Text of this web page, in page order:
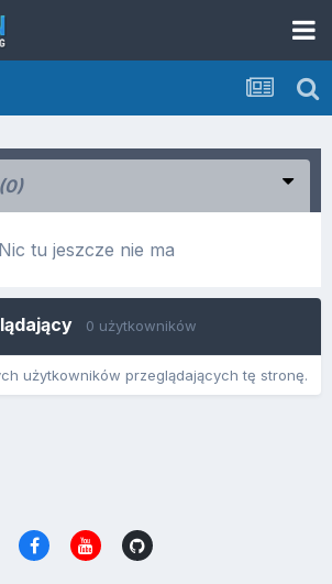
(0)
Nic tu jeszcze nie ma
0 użytkowników
użytkowników przeglądających tę stronę.